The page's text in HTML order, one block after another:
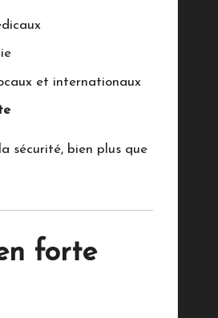
et internationaux
sécurité, bien plus que
forte